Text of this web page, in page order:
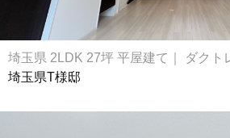
埼玉県 2LDK 27坪 平屋建て｜ ダクト
埼玉県T様邸